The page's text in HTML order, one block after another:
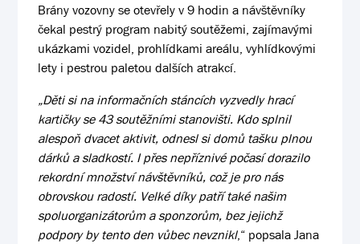
Brány vozovny se otevřely v 9 hodin a návštěvníky
čekal pestrý program nabitý soutěžemi, zajímavými
ukázkami vozidel, prohlídkami areálu, vyhlídkovými
lety i pestrou paletou dalších atrakcí.
„Děti si na informačních stáncích vyzvedly hrací
kartičky se 43 soutěžními stanovišti. Kdo splnil
alespoň dvacet aktivit, odnesl si domů tašku plnou
dárků a sladkostí. I přes nepříznivé počasí dorazilo
rekordní množství návštěvníků, což je pro nás
obrovskou radostí. Velké díky patří také našim
spoluorganizátorům a sponzorům, bez jejichž
podpory by tento den vůbec nevznikl,“ popsala Jana